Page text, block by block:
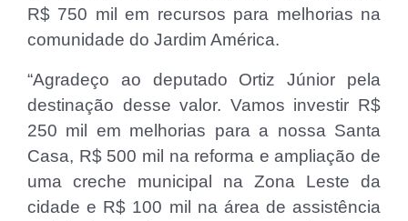
R$ 750 mil em recursos para melhorias na
comunidade do Jardim América.
“Agradeço ao deputado Ortiz Júnior pela
destinação desse valor. Vamos investir R$
250 mil em melhorias para a nossa Santa
Casa, R$ 500 mil na reforma e ampliação de
uma creche municipal na Zona Leste da
cidade e R$ 100 mil na área de assistência